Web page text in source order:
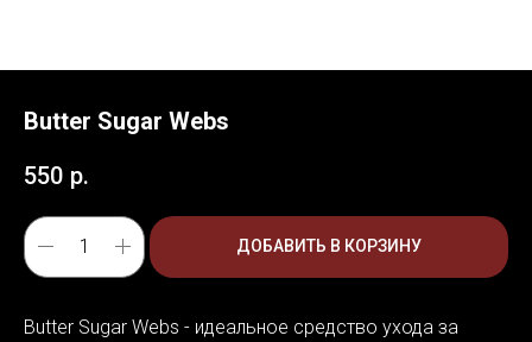
Butter Sugar Webs
550 р.
ДОБАВИТЬ В КОРЗИНУ
Butter Sugar Webs - идеальное средство ухода за